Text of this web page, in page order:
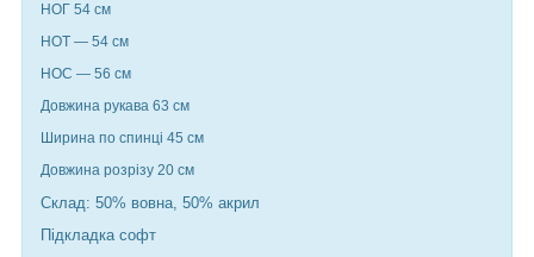
НОГ 54 см
НОТ — 54 см
НОС — 56 см
Довжина рукава 63 см
Ширина по спинці 45 см
Довжина розрізу 20 см
Склад: 50% вовна, 50% акрил
Підкладка софт